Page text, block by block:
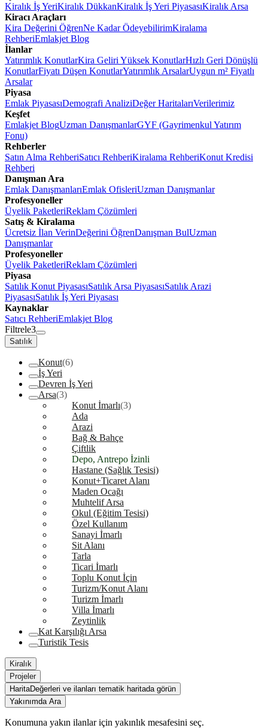
Kiralık İş YeriKiralık DükkanKiralık İş Yeri PiyasasıKiralık Arsa
Kiracı Araçları
Kira Değerini ÖğrenNe Kadar ÖdeyebilirimKiralama
RehberiEmlakjet Blog
İlanlar
Yatırımlık KonutlarKira Geliri Yüksek KonutlarHızlı Geri Dönüşlü
KonutlarFiyatı Düşen KonutlarYatırımlık ArsalarUygun m² Fiyatlı
Arsalar
Piyasa
Emlak PiyasasıDemografi AnaliziDeğer HaritalarıVerilerimiz
Keşfet
Emlakjet BlogUzman DanışmanlarGYF (Gayrimenkul Yatırım
Fonu)
Rehberler
Satın Alma RehberiSatıcı RehberiKiralama RehberiKonut Kredisi
Rehberi
Danışman Ara
Emlak DanışmanlarıEmlak OfisleriUzman Danışmanlar
Profesyoneller
Üyelik PaketleriReklam Çözümleri
Satış & Kiralama
Ücretsiz İlan VerinDeğerini ÖğrenDanışman BulUzman
Danışmanlar
Profesyoneller
Üyelik PaketleriReklam Çözümleri
Piyasa
Satılık Konut PiyasasıSatılık Arsa PiyasasıSatılık Arazi
PiyasasıSatılık İş Yeri Piyasası
Kaynaklar
Satıcı RehberiEmlakjet Blog
Filtrele3
Satılık
Konut(6)
İş Yeri
Devren İş Yeri
Arsa(3)
Konut İmarlı(3)
Ada
Arazi
Bağ & Bahçe
Çiftlik
Depo, Antrepo İzinli
Hastane (Sağlık Tesisi)
Konut+Ticaret Alanı
Maden Ocağı
Muhtelif Arsa
Okul (Eğitim Tesisi)
Özel Kullanım
Sanayi İmarlı
Sit Alanı
Tarla
Ticari İmarlı
Toplu Konut İçin
Turizm/Konut Alanı
Turizm İmarlı
Villa İmarlı
Zeytinlik
Kat Karşılığı Arsa
Turistik Tesis
Kiralık
Projeler
HaritaDeğerleri ve ilanları tematik haritada görün
Yakınımda Ara
Konumuna yakın ilanlar için yakınlık mesafesini seç.